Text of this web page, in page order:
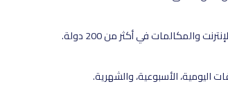
والمكالمات في أكثر من 200 دولة.